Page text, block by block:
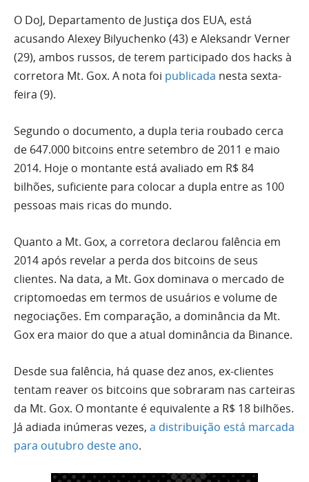
O DoJ, Departamento de Justiça dos EUA, está
acusando Alexey Bilyuchenko (43) e Aleksandr Verner
(29), ambos russos, de terem participado dos hacks à
corretora Mt. Gox. A nota foi publicada nesta sexta-
feira (9).
Segundo o documento, a dupla teria roubado cerca
de 647.000 bitcoins entre setembro de 2011 e maio
2014. Hoje o montante está avaliado em R$ 84
bilhões, suficiente para colocar a dupla entre as 100
pessoas mais ricas do mundo.
Quanto a Mt. Gox, a corretora declarou falência em
2014 após revelar a perda dos bitcoins de seus
clientes. Na data, a Mt. Gox dominava o mercado de
criptomoedas em termos de usuários e volume de
negociações. Em comparação, a dominância da Mt.
Gox era maior do que a atual dominância da Binance.
Desde sua falência, há quase dez anos, ex-clientes
tentam reaver os bitcoins que sobraram nas carteiras
da Mt. Gox. O montante é equivalente a R$ 18 bilhões.
Já adiada inúmeras vezes, a distribuição está marcada
para outubro deste ano.